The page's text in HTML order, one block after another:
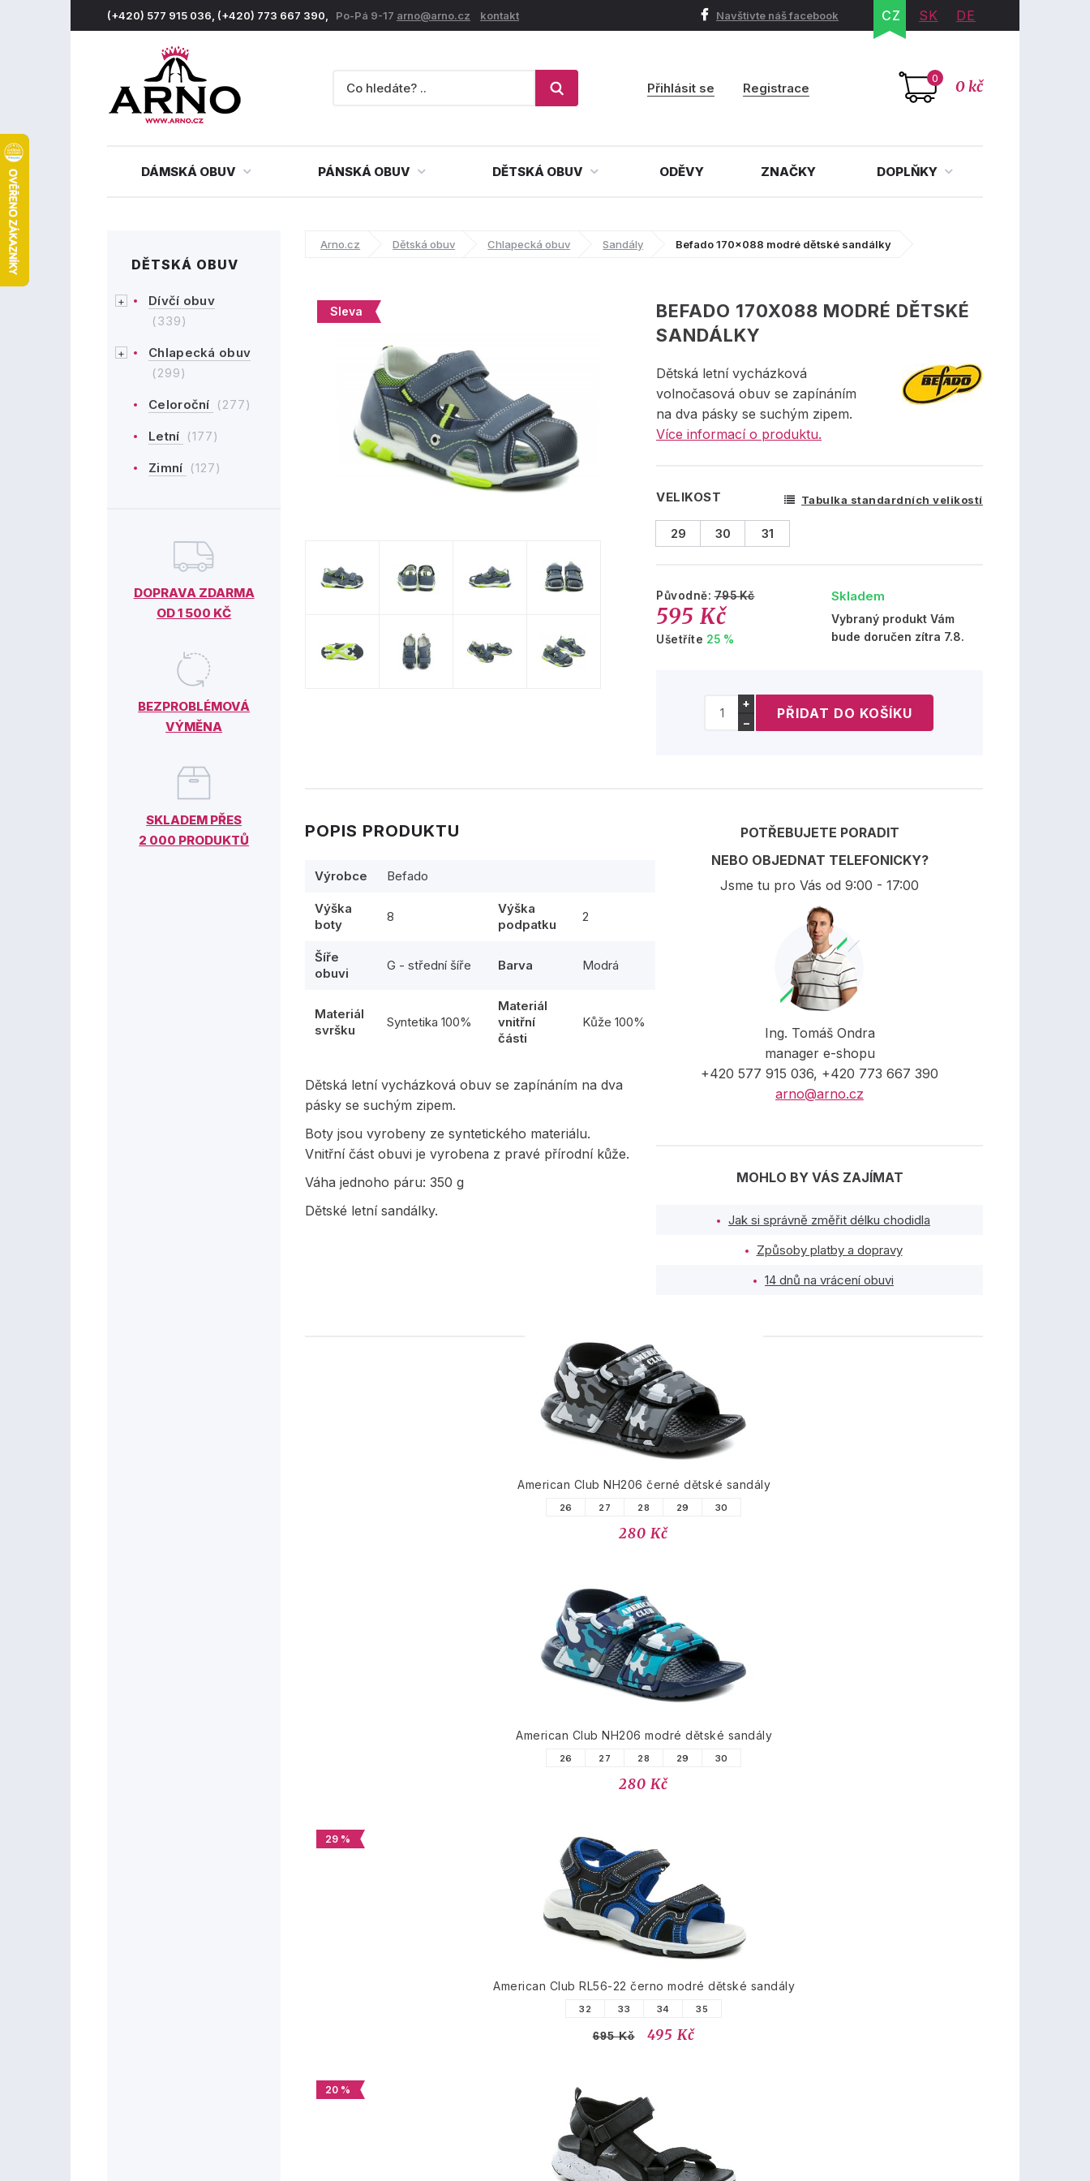
(+420) 577 915 036, (+420) 773 667 390, Po-Pá 9-17 arno@arno.cz kontakt Navštivte náš facebook CZ SK DE
0 0 kč
Přihlásit se Registrace
DÁMSKÁ OBUV PÁNSKÁ OBUV DĚTSKÁ OBUV ODĚVY ZNAČKY DOPLŇKY
DĚTSKÁ OBUV
Dívčí obuv
(339)
Chlapecká obuv
(299)
Celoroční (277)
Letní (177)
Zimní (127)
DOPRAVA ZDARMA
OD 1 500 KČ
BEZPROBLÉMOVÁ
VÝMĚNA
SKLADEM PŘES
2 000 PRODUKTŮ
Arno.cz Dětská obuv Chlapecká obuv Sandály Befado 170x088 modré dětské sandálky
Sleva
BEFADO 170X088 MODRÉ DĚTSKÉ
SANDÁLKY
Dětská letní vycházková
volnočasová obuv se zapínáním
na dva pásky se suchým zipem.
Více informací o produktu.
VELIKOST Tabulka standardních velikostí
29 30 31
Původně:795 Kč
595 Kč
Ušetříte 25 %
Skladem
Vybraný produkt Vám
bude doručen zítra 7.8.
+
−
POPIS PRODUKTU
Výrobce Befado
Výška
boty
8
Výška
podpatku
2
Šíře
obuvi
G - střední šíře Barva Modrá
Materiál
svršku
Syntetika 100%
Materiál
vnitřní
části
Kůže 100%
Dětská letní vycházková obuv se zapínáním na dva
pásky se suchým zipem.
Boty jsou vyrobeny ze syntetického materiálu.
Vnitřní část obuvi je vyrobena z pravé přírodní kůže.
Váha jednoho páru: 350 g
Dětské letní sandálky.
POTŘEBUJETE PORADIT
NEBO OBJEDNAT TELEFONICKY?
Jsme tu pro Vás od 9:00 - 17:00
Ing. Tomáš Ondra
manager e-shopu
+420 577 915 036, +420 773 667 390
arno@arno.cz
MOHLO BY VÁS ZAJÍMAT
Jak si správně změřit délku chodidla
Způsoby platby a dopravy
14 dnů na vrácení obuvi
PODOBNÉ PRODUKTY
American Club NH206 černé dětské sandály
26 27 28 29 30
280 Kč
American Club NH206 modré dětské sandály
26 27 28 29 30
280 Kč
29 %
American Club RL56-22 černo modré dětské sandály
32 33 34 35
695 Kč 495 Kč
20 %